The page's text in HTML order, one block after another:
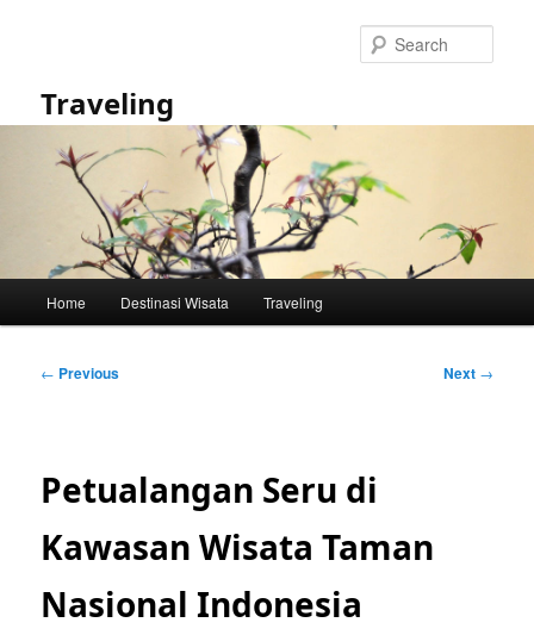
Traveling
Home Destinasi Wisata Traveling
Post
← Previous Next →
Petualangan Seru di
Kawasan Wisata Taman
Nasional Indonesia